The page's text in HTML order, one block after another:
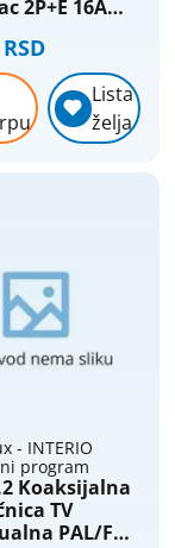
2P+E 16A
Interio
Lista
želja
- INTERIO
program
Koaksijalna
TV
PAL/F